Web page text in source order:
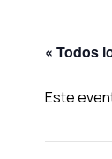
« Todos
Este